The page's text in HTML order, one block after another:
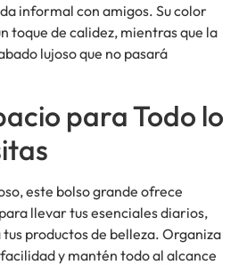
informal con amigos. Su color
toque de calidez, mientras que la
lujoso que no pasará
para Todo lo
este bolso grande ofrece
llevar tus esenciales diarios,
productos de belleza. Organiza
y mantén todo al alcance